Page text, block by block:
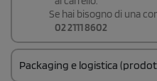
Se hai bisogno di una
02 2111 8602
Packaging e logistica